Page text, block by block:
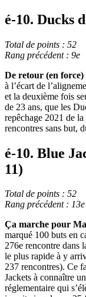
é-10. Ducks
Total de points : 52
Rang précédent : 9e
De retour (en force)
à l’écart de
et la deuxième fois
de 23 ans, que les
repêchage 2021 de
rencontres sans but,
é-10. Blue
11)
Total de points : 52
Rang précédent : 13e
Ça marche pour
marqué 100 buts en
276e rencontre dans
le plus rapide à y
237 rencontres). Ce
Jackets à connaître
réglementaire qui